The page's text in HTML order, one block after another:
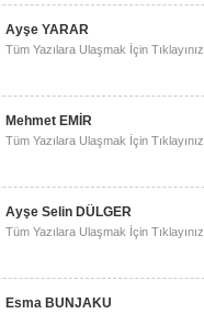
Ayşe YARAR
Tüm Yazılara Ulaşmak İçin Tıklayınız.
Mehmet EMİR
Tüm Yazılara Ulaşmak İçin Tıklayınız.
Ayşe Selin DÜLGER
Tüm Yazılara Ulaşmak İçin Tıklayınız.
Esma BUNJAKU